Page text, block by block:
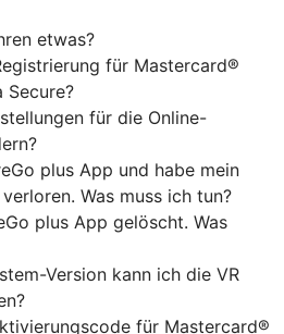
etwas?
für Mastercard®
Secure?
für die Online-
plus App und habe mein
Was muss ich tun?
plus App gelöscht. Was
Version kann ich die VR
für Mastercard®